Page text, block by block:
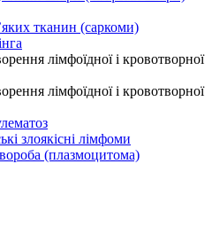
тканин (саркоми)
лімфоїдної і кровотворної
лімфоїдної і кровотворної
злоякісні лімфоми
(плазмоцитома)